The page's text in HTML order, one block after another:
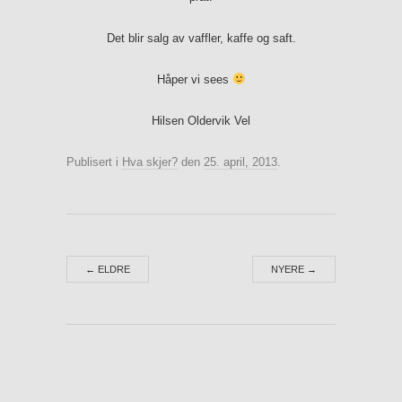
Det blir salg av vaffler, kaffe og saft.
Håper vi sees
Hilsen Oldervik Vel
Publisert i Hva skjer? den 25. april, 2013
← ELDRE NYERE →